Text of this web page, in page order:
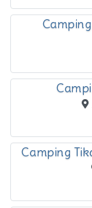
Camping